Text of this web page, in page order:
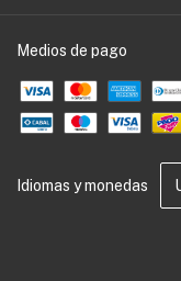
Medios de pago
Idiomas y monedas